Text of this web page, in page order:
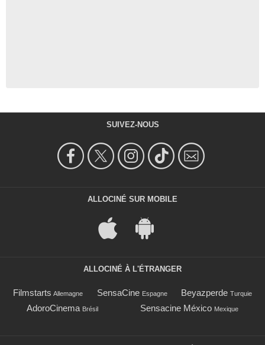
SUIVEZ-NOUS
ALLOCINÉ SUR MOBILE
ALLOCINÉ À L'ÉTRANGER
Filmstarts Allemagne SensaCine Espagne Beyazperde Turquie
AdoroCinema Brésil Sensacine México Mexique